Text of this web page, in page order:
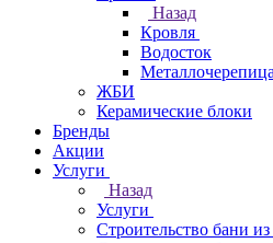
Назад
Кровля
Водосток
Металлочерепица
ЖБИ
Керамические блоки
Бренды
Акции
Услуги
Назад
Услуги
Строительство бани из